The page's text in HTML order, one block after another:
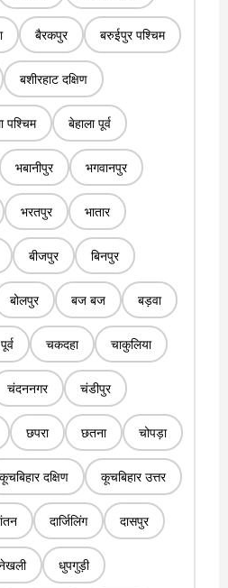
बैरकपुर बरुईपुर पश्चिम
बशीरहाट दक्षिण
पश्चिम बेहाला पूर्व
भबानीपुर भगवानपुर
भरतपुर भातार
बीजपुर बिनपुर
बोलपुर बज बज बड़वा
चकदहा चाकुलिया
चंदननगर चंडीपुर
छपरा छतना चोपड़ा
कूचबिहार दक्षिण कूचबिहार उत्तर
दार्जिलिंग दासपुर
धुपगुड़ी